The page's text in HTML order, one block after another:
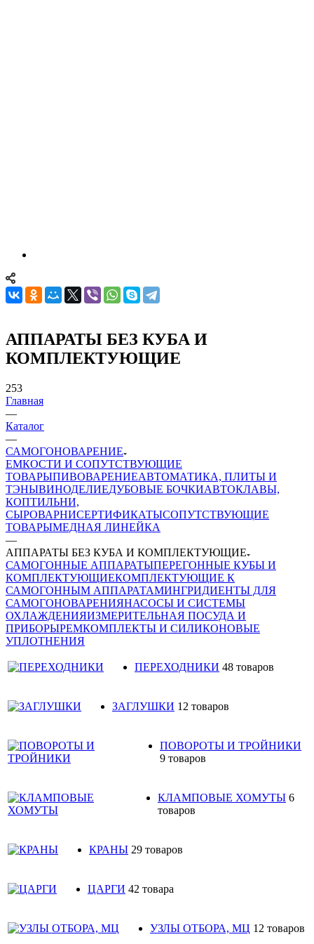
АППАРАТЫ БЕЗ КУБА И
КОМПЛЕКТУЮЩИЕ
253
Главная
—
Каталог
—
САМОГОНОВАРЕНИЕ
ЕМКОСТИ И СОПУТСТВУЮЩИЕ
ТОВАРЫПИВОВАРЕНИЕАВТОМАТИКА, ПЛИТЫ И
ТЭНЫВИНОДЕЛИЕДУБОВЫЕ БОЧКИАВТОКЛАВЫ,
КОПТИЛЬНИ,
СЫРОВАРНИСЕРТИФИКАТЫСОПУТСТВУЮЩИЕ
ТОВАРЫМЕДНАЯ ЛИНЕЙКА
—
АППАРАТЫ БЕЗ КУБА И КОМПЛЕКТУЮЩИЕ
САМОГОННЫЕ АППАРАТЫПЕРЕГОННЫЕ КУБЫ И
КОМПЛЕКТУЮЩИЕКОМПЛЕКТУЮЩИЕ К
САМОГОННЫМ АППАРАТАМИНГРИДИЕНТЫ ДЛЯ
САМОГОНОВАРЕНИЯНАСОСЫ И СИСТЕМЫ
ОХЛАЖДЕНИЯИЗМЕРИТЕЛЬНАЯ ПОСУДА И
ПРИБОРЫРЕМКОМПЛЕКТЫ И СИЛИКОНОВЫЕ
УПЛОТНЕНИЯ
ПЕРЕХОДНИКИ 48 товаров
ЗАГЛУШКИ 12 товаров
ПОВОРОТЫ И ТРОЙНИКИ
9 товаров
КЛАМПОВЫЕ ХОМУТЫ 6
товаров
КРАНЫ 29 товаров
ЦАРГИ 42 товара
УЗЛЫ ОТБОРА, МЦ 12 товаров